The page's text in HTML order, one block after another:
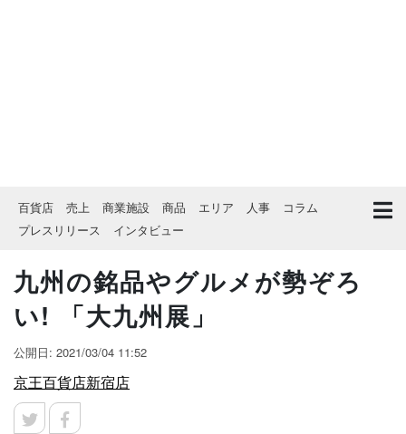
百貨店 売上 商業施設 商品 エリア 人事
コラム
プレスリリース
インタビュー
九州の銘品やグルメが勢ぞろ
い! 「大九州展」
公開日: 2021/03/04 11:52
京王百貨店新宿店